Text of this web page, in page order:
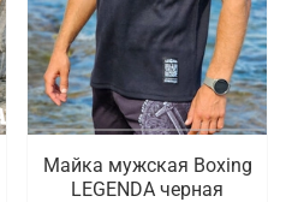
Майка мужская Boxing
LEGENDA черная